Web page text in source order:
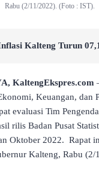
Rabu (2/11/2022). (Foto : IST).
Kalteng Turun
KaltengEkspres.com
Keuangan, dan
evaluasi Tim
rilis Badan Pusat
Oktober 2022. Rapat
Kalteng, Rabu (2/